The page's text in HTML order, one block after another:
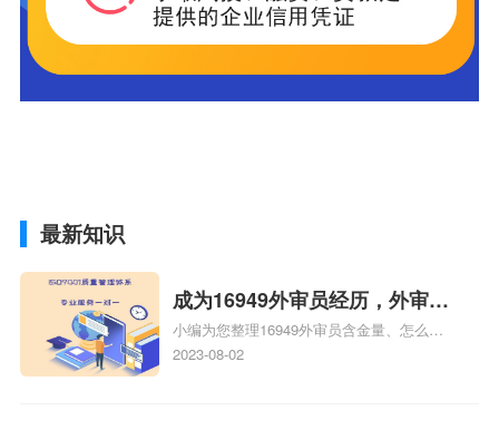
最新知识
成为16949外审员经历，外审员
16949
小编为您整理16949外审员含金量、怎么才
能成为注册的TS16949:2009的外审员、我
2023-08-02